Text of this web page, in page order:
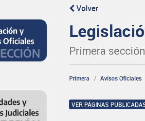
Volver
Primera sección
Primera Avisos Oficiales
VER PÁGINAS